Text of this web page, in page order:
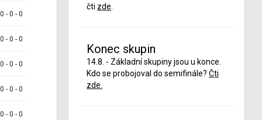
- 0 - 0
- 0 - 0
- 0 - 0
- 0 - 0
- 0 - 0
čti zde
Konec skupin
14.8. - Základní skupiny jsou u konce.
Kdo se probojoval do semifinále? Čti
zde.